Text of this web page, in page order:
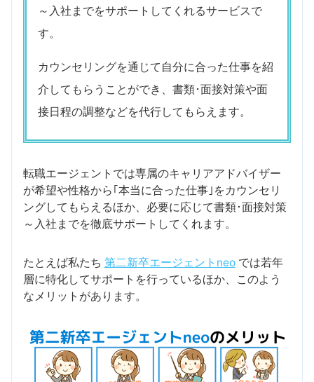
～入社までをサポートしてくれるサービスで
す。
カウンセリングを通じて自分に合った仕事を紹
介してもらうことができ、書類･面接対策や面
接日程の調整などを代行してもらえます。
転職エージェントでは専属のキャリアアドバイザー
が希望や性格から｢本当に合った仕事｣をカウンセリ
ングしてもらえるほか、必要に応じて書類･面接対策
～入社までを徹底サポートしてくれます。
たとえば私たち 第二新卒エージェントneo では若年
層に特化してサポートを行っているほか、このよう
なメリットがあります。